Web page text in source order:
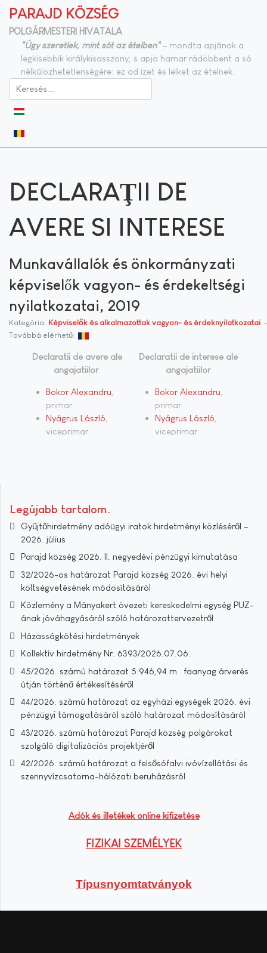
PARAJD KÖZSÉG
POLGÁRMESTERI HIVATALA
"Úgy szeretlek, mint sót az ételben"– mondta apjának a
legkisebbik királykisasszony, s apja hamar rádöbbent a só
nélkülözhetetlenségére: ez ad ízet és lelket az ételnek.
DECLARAŢII DE
AVERE SI INTERESE
Munkavállalók és önkormányzati
képviselők vagyon- és érdekeltségi
nyilatkozatai, 2019
Kategória: Képviselők és alkalmazottak vagyon- és érdeknyilatkozatai
Továbbá elérhető:
Declaratii de avere ale
angajatiilor
Bokor Alexandru
primar
Nyágrus László
viceprimar
Declaratii de interese ale
angajatiilor
Bokor Alexandru
primar
Nyágrus László
viceprimar
Legújabb tartalom
Gyűjtőhirdetmény adóügyi iratok hirdetményi közléséről –
2026. július
Parajd község 2026. II. negyedévi pénzügyi kimutatása
32/2026-os határozat Parajd község 2026. évi helyi
költségvetésének módosításáról
Közlemény a Mányakert övezeti kereskedelmi egység PUZ-
ának jóváhagyásáról szóló határozattervezetről
Házasságkötési hirdetmények
Kollektív hirdetmény Nr. 6393/2026.07.06.
45/2026. számú határozat 5 946,94 m³ faanyag árverés
útján történő értékesítéséről
44/2026. számú határozat az egyházi egységek 2026. évi
pénzügyi támogatásáról szóló határozat módosításáról
43/2026. számú határozat Parajd község polgárokat
szolgáló digitalizációs projektjéről
42/2026. számú határozat a felsősófalvi ivóvízellátási és
szennyvízcsatorna-hálózati beruházásról
Adók és illetékek online kifizetése
FIZIKAI SZEMÉLYEK
Típusnyomtatványok